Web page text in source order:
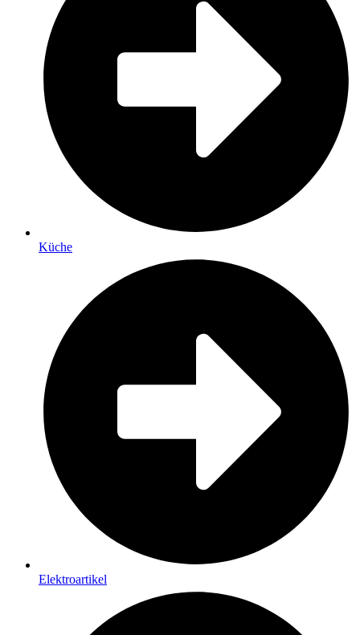
Küche
Elektroartikel